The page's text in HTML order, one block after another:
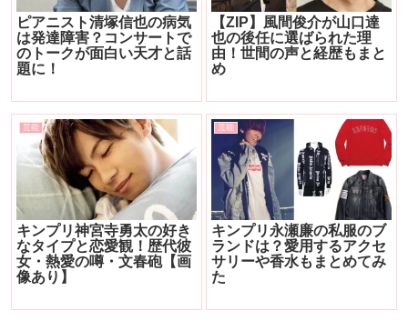
ピアニスト清塚信也の病気
は発達障害？コンサートで
のトークが面白い天才と話
題に！
【ZIP】風間俊介が山口達
也の後任に選ばられた理
由！世間の声と経歴もまと
め
芸能
キンプリ神宮寺勇太の好き
なタイプと恋愛観！歴代彼
女・熱愛の噂・文春砲【画
像あり】
芸能
キンプリ永瀬廉の私服のブ
ランドは？愛用するアクセ
サリーや香水もまとめてみ
た